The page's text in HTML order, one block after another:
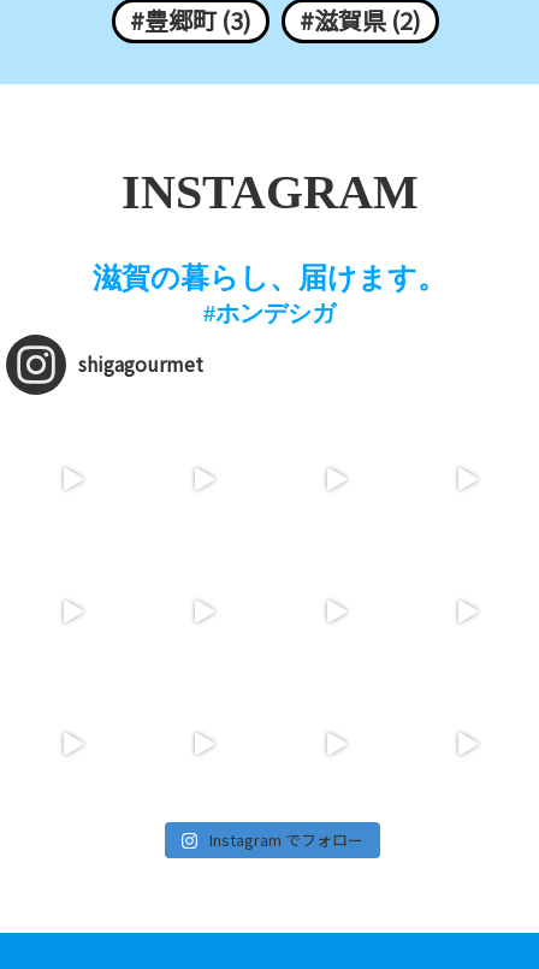
#豊郷町 (3)
#滋賀県 (2)
INSTAGRAM
滋賀の暮らし、届けます。
#ホンデシガ
shigagourmet
Instagram でフォロー